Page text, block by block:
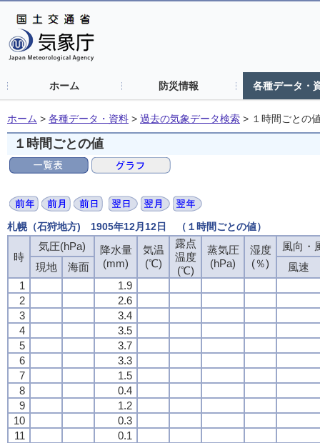
ホーム 防災情報 各種データ・
ホーム > 各種データ・資料 > 過去の気象データ検索 > １時間ごとの
１時間ごとの値
札幌（石狩地方) 1905年12月12日 （１時間ごとの値）
時
気圧(hPa)
降水量
(mm)
気温
(℃)
露点
温度
(℃)
蒸気圧
(hPa)
湿度
(％)
風向・
現地
海面
風速
1
1.9
2
2.6
3
3.4
4
3.5
5
3.7
6
3.3
7
1.5
8
0.4
9
1.2
10
0.3
11
0.1